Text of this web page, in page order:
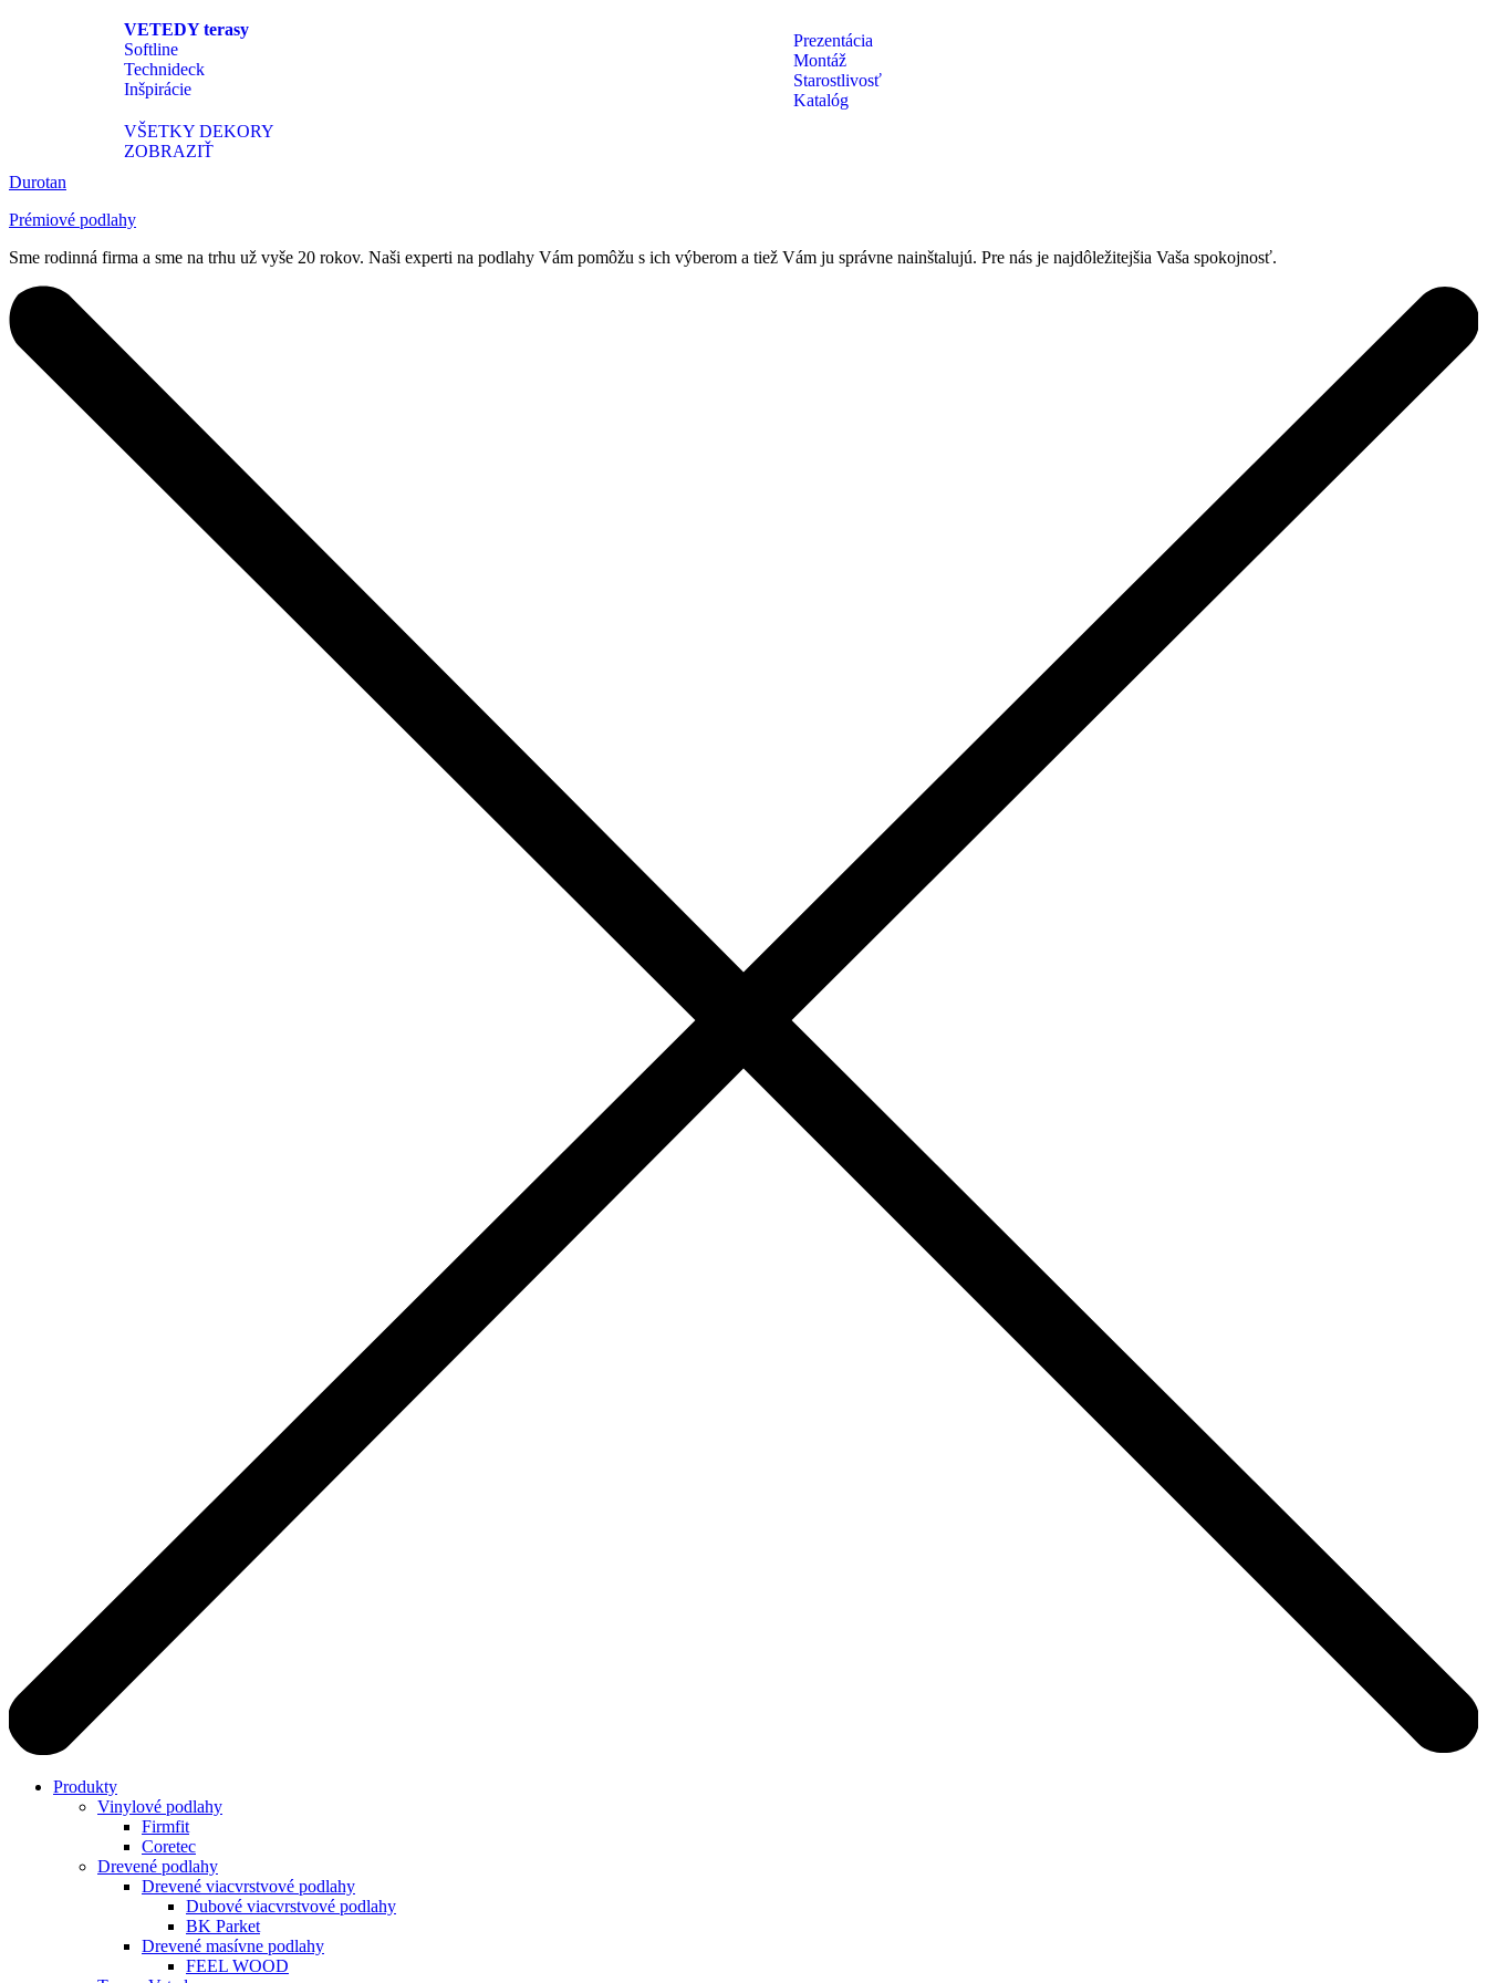
VETEDY terasy
Softline
Technideck
Inšpirácie
VŠETKY DEKORY
ZOBRAZIŤ
Prezentácia
Montáž
Starostlivosť
Katalóg
Durotan
Prémiové podlahy
Sme rodinná firma a sme na trhu už vyše 20 rokov. Naši experti na podlahy Vám pomôžu s ich výberom a tiež Vám ju správne nainštalujú. Pre nás je najdôležitejšia Vaša spokojnosť.
Produkty
Vinylové podlahy
Firmfit
Coretec
Drevené podlahy
Drevené viacvrstvové podlahy
Dubové viacvrstvové podlahy
BK Parket
Drevené masívne podlahy
FEEL WOOD